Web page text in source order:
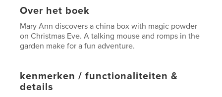
Over het boek
Mary Ann discovers a china box with magic powder
on Christmas Eve. A talking mouse and romps in the
garden make for a fun adventure.
kenmerken / functionaliteiten &
details